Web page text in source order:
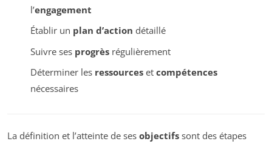
l’engagement
Établir un plan d’action détaillé
Suivre ses progrèsrégulièrement
Déterminer les ressourceset compétences
nécessaires
La définition et l’atteinte de ses objectifs sont des étapes